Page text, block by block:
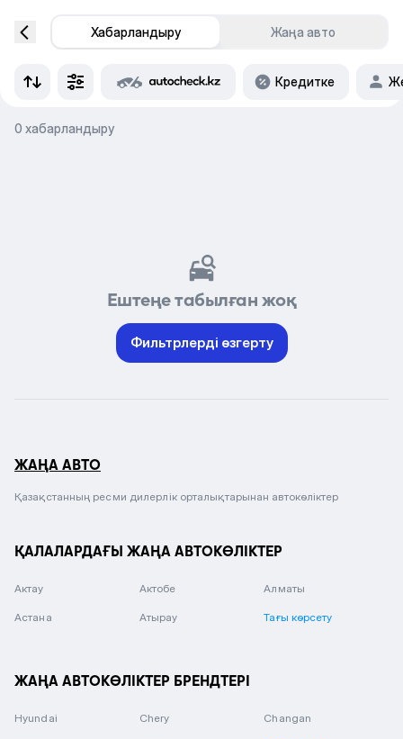
Хабарландыру Жаңа авто
Кредитке
0 хабарландыру
Ештеңе табылған жоқ
Фильтрлерді өзгерту
ЖАҢА АВТО
Қазақстанның ресми дилерлік орталықтарынан автокөліктер
ҚАЛАЛАРДАҒЫ ЖАҢА АВТОКӨЛІКТЕР
Актау Актобе Алматы
Астана Атырау Тағы көрсету
ЖАҢА АВТОКӨЛІКТЕР БРЕНДТЕРІ
Hyundai Chery Changan